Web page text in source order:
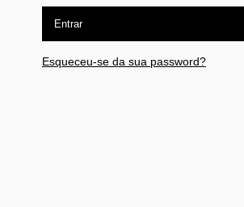
Entrar
Esqueceu-se da sua password?